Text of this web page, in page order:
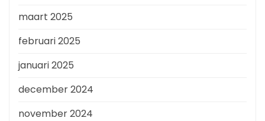
maart 2025
februari 2025
januari 2025
december 2024
november 2024